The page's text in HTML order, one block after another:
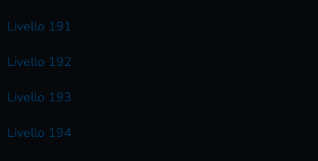
Livello 191
Livello 192
Livello 193
Livello 194